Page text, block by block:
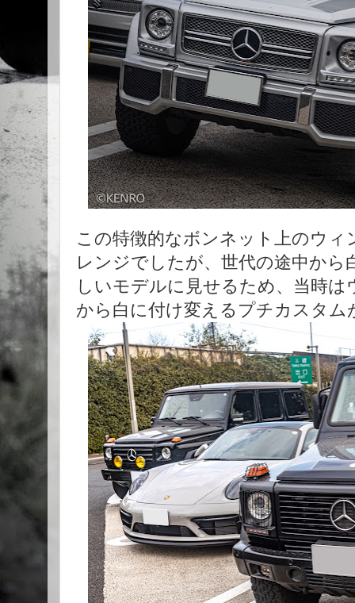
この特徴的なボンネット上のウ
レンジでしたが、世代の途中か
しいモデルに見せるため、当時
から白に付け変えるプチカスタ